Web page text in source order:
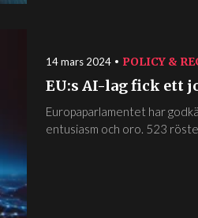
14 mars 2024 POLICY &
EU:s AI-lag fick ett
Europaparlamentet har
entusiasm och oro. 523